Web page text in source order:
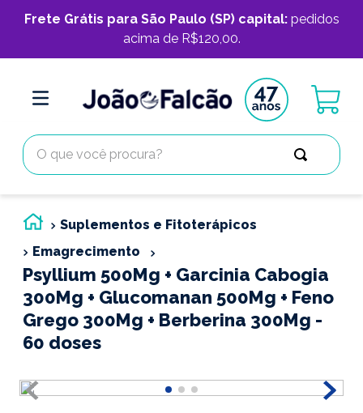
Frete Grátis para São Paulo (SP) capital:pedidos
acima de R$120,00.
O que você procura?
Suplementos e Fitoterápicos
Emagrecimento
Psyllium 500Mg + Garcinia Cabogia
300Mg + Glucomanan 500Mg + Feno
Grego 300Mg + Berberina 300Mg -
60 doses